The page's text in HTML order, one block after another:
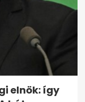
forinttal
elnök: így